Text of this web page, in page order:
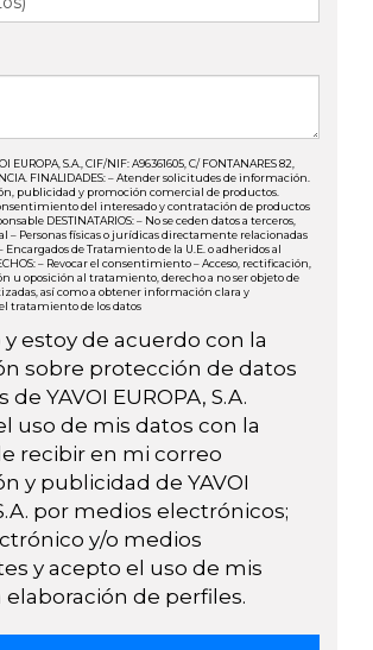
EUROPA, S.A., CIF/NIF: A96361605, C/ FONTANARES 82,
FINALIDADES: – Atender solicitudes de información.
publicidad y promoción comercial de productos.
del interesado y contratación de productos
DESTINATARIOS: – No se ceden datos a terceros,
– Personas físicas o jurídicas directamente relacionadas
Encargados de Tratamiento de la U.E. o adheridos al
– Revocar el consentimiento – Acceso, rectificación,
u oposición al tratamiento, derecho a no ser objeto de
así como a obtener información clara y
tratamiento de los datos
estoy de acuerdo con la
sobre protección de datos
YAVOI EUROPA, S.A.
uso de mis datos con la
recibir en mi correo
y publicidad de YAVOI
por medios electrónicos;
y/o medios
y acepto el uso de mis
elaboración de perfiles.